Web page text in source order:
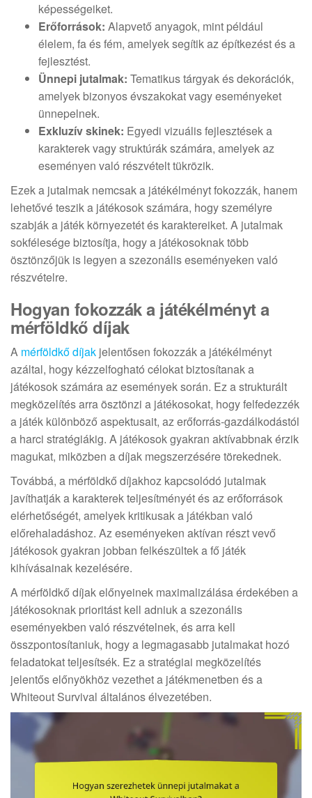
képességeiket.
Erőforrások: Alapvető anyagok, mint például
élelem, fa és fém, amelyek segítik az építkezést és a
fejlesztést.
Ünnepi jutalmak: Tematikus tárgyak és dekorációk,
amelyek bizonyos évszakokat vagy eseményeket
ünnepelnek.
Exkluzív skinek: Egyedi vizuális fejlesztések a
karakterek vagy struktúrák számára, amelyek az
eseményen való részvételt tükrözik.
Ezek a jutalmak nemcsak a játékélményt fokozzák, hanem
lehetővé teszik a játékosok számára, hogy személyre
szabják a játék környezetét és karaktereiket. A jutalmak
sokfélesége biztosítja, hogy a játékosoknak több
ösztönzőjük is legyen a szezonális eseményeken való
részvételre.
Hogyan fokozzák a játékélményt a
mérföldkő díjak
A mérföldkő díjak jelentősen fokozzák a játékélményt
azáltal, hogy kézzelfogható célokat biztosítanak a
játékosok számára az események során. Ez a strukturált
megközelítés arra ösztönzi a játékosokat, hogy felfedezzék
a játék különböző aspektusait, az erőforrás-gazdálkodástól
a harci stratégiákig. A játékosok gyakran aktívabbnak érzik
magukat, miközben a díjak megszerzésére törekednek.
Továbbá, a mérföldkő díjakhoz kapcsolódó jutalmak
javíthatják a karakterek teljesítményét és az erőforrások
elérhetőségét, amelyek kritikusak a játékban való
előrehaladáshoz. Az eseményeken aktívan részt vevő
játékosok gyakran jobban felkészültek a fő játék
kihívásainak kezelésére.
A mérföldkő díjak előnyeinek maximalizálása érdekében a
játékosoknak prioritást kell adniuk a szezonális
eseményekben való részvételnek, és arra kell
összpontosítaniuk, hogy a legmagasabb jutalmakat hozó
feladatokat teljesítsék. Ez a stratégiai megközelítés
jelentős előnyökhöz vezethet a játékmenetben és a
Whiteout Survival általános élvezetében.